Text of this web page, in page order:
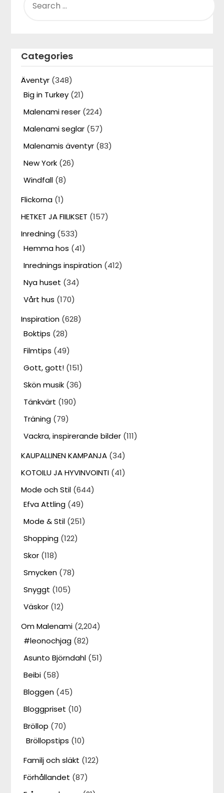
FOR:
Categories
Äventyr (348)
Big in Turkey (21)
Malenami reser (224)
Malenami seglar (57)
Malenamis äventyr (83)
New York (26)
Windfall (8)
Flickorna (1)
HETKET JA FIILIKSET (157)
Inredning (533)
Hemma hos (41)
Inrednings inspiration (412)
Nya huset (34)
Vårt hus (170)
Inspiration (628)
Boktips (28)
Filmtips (49)
Gott, gott! (151)
Skön musik (36)
Tänkvärt (190)
Träning (79)
Vackra, inspirerande bilder (111)
KAUPALLINEN KAMPANJA (34)
KOTOILU JA HYVINVOINTI (41)
Mode och Stil (644)
Efva Attling (49)
Mode & Stil (251)
Shopping (122)
Skor (118)
Smycken (78)
Snyggt (105)
Väskor (12)
Om Malenami (2,204)
#leonochjag (82)
Asunto Björndahl (51)
Beibi (58)
Bloggen (45)
Bloggpriset (10)
Bröllop (70)
Bröllopstips (10)
Familj och släkt (122)
Förhållandet (87)